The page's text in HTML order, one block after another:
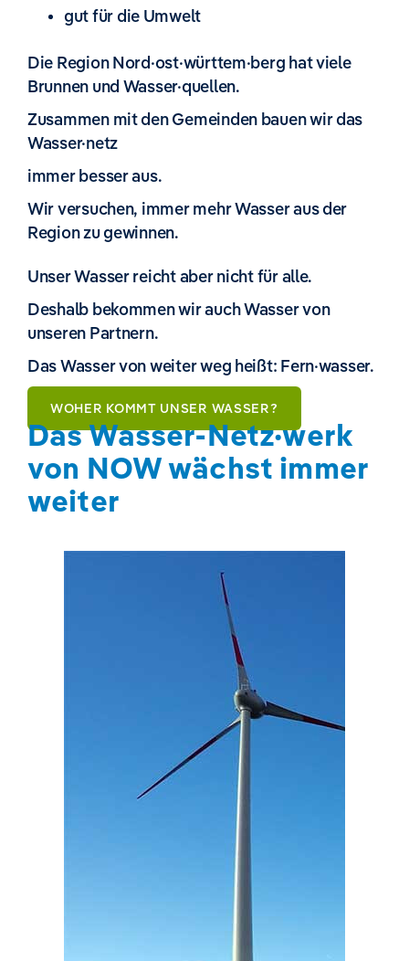
gut für die Umwelt
Die Region Nord·ost·württem·berg hat viele
Brunnen und Wasser·quellen.
Zusammen mit den Gemeinden bauen wir das
Wasser·netz
immer besser aus.
Wir versuchen, immer mehr Wasser aus der
Region zu gewinnen.
Unser Wasser reicht aber nicht für alle.
Deshalb bekommen wir auch Wasser von
unseren Partnern.
Das Wasser von weiter weg heißt: Fern·wasser.
WOHER KOMMT UNSER WASSER?
Das Wasser-Netz·werk
von NOW wächst immer
weiter